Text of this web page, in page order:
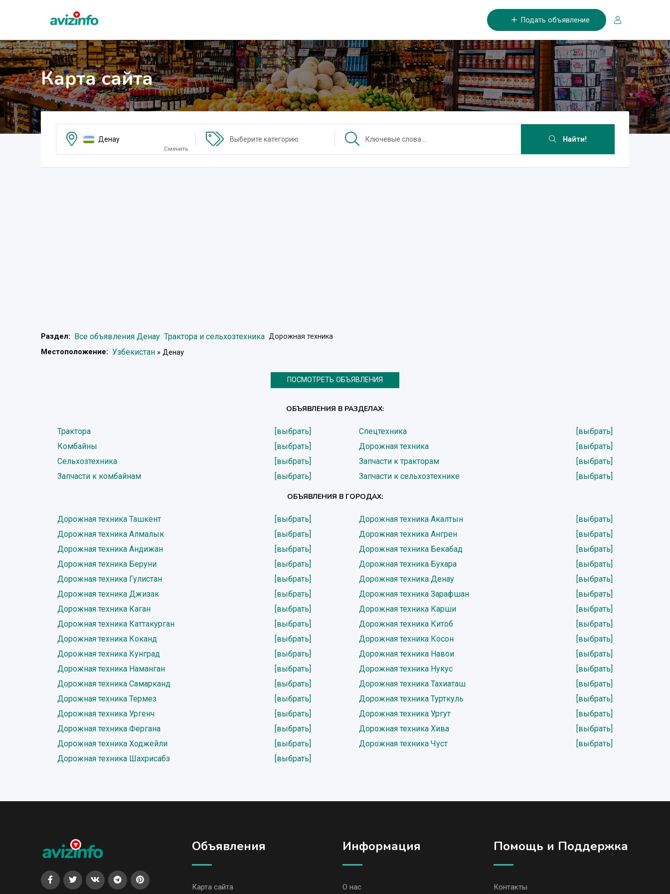
Подать объявление
Карта сайта
Денау
Сменить
Выберите категорию Найти!
Раздел: Все объявления Денау Трактора и сельхозтехника Дорожная техника
Местоположение: Узбекистан » Денау
ПОСМОТРЕТЬ ОБЪЯВЛЕНИЯ
ОБЪЯВЛЕНИЯ В РАЗДЕЛАХ:
Трактора [выбрать] Спецтехника
[выбрать]
Комбайны
[выбрать] Дорожная техника
[выбрать]
Сельхозтехника
[выбрать] Запчасти к тракторам
[выбрать]
Запчасти к комбайнам
[выбрать] Запчасти к сельхозтехнике [выбрать]
ОБЪЯВЛЕНИЯ В ГОРОДАХ:
Дорожная техника Ташкент [выбрать] Дорожная техника Акалтын
[выбрать]
Дорожная техника Алмалык
[выбрать] Дорожная техника Ангрен
[выбрать]
Дорожная техника Андижан
[выбрать] Дорожная техника Бекабад
[выбрать]
Дорожная техника Беруни
[выбрать] Дорожная техника Бухара
[выбрать]
Дорожная техника Гулистан
[выбрать] Дорожная техника Денау
[выбрать]
Дорожная техника Джизак
[выбрать] Дорожная техника Зарафшан
[выбрать]
Дорожная техника Каган
[выбрать] Дорожная техника Карши
[выбрать]
Дорожная техника Каттакурган
[выбрать] Дорожная техника Китоб
[выбрать]
Дорожная техника Коканд
[выбрать] Дорожная техника Косон
[выбрать]
Дорожная техника Кунград
[выбрать] Дорожная техника Навои
[выбрать]
Дорожная техника Наманган
[выбрать] Дорожная техника Нукус
[выбрать]
Дорожная техника Самарканд
[выбрать] Дорожная техника Тахиаташ
[выбрать]
Дорожная техника Термез
[выбрать] Дорожная техника Турткуль
[выбрать]
Дорожная техника Ургенч
[выбрать] Дорожная техника Ургут
[выбрать]
Дорожная техника Фергана
[выбрать] Дорожная техника Хива
[выбрать]
Дорожная техника Ходжейли
[выбрать] Дорожная техника Чуст
[выбрать]
Дорожная техника Шахрисабз
[выбрать]
Объявления
Карта сайта
Информация
О нас
Помощь и Поддержка
Контакты